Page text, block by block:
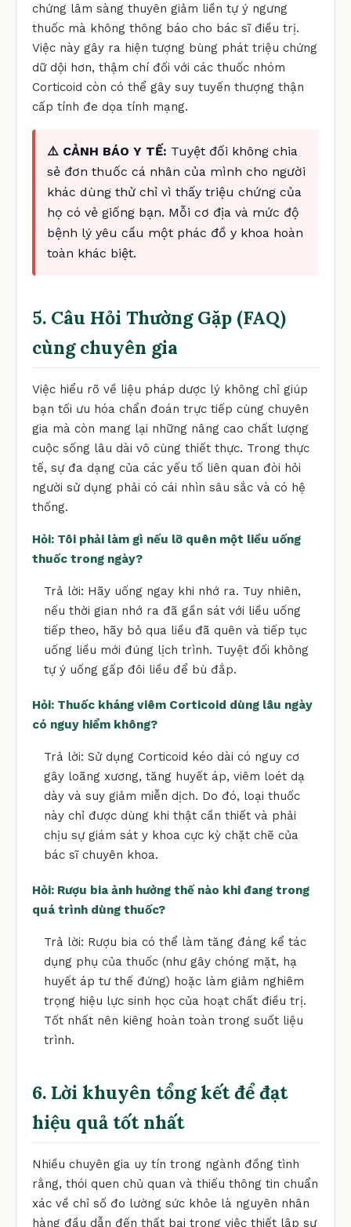
chứng lâm sàng thuyên giảm liền tự ý ngưng
thuốc mà không thông báo cho bác sĩ điều trị.
Việc này gây ra hiện tượng bùng phát triệu chứng
dữ dội hơn, thậm chí đối với các thuốc nhóm
Corticoid còn có thể gây suy tuyến thượng thận
cấp tính đe dọa tính mạng.
⚠️ CẢNH BÁO Y TẾ: Tuyệt đối không chia
sẻ đơn thuốc cá nhân của mình cho người
khác dùng thử chỉ vì thấy triệu chứng của
họ có vẻ giống bạn. Mỗi cơ địa và mức độ
bệnh lý yêu cầu một phác đồ y khoa hoàn
toàn khác biệt.
5. Câu Hỏi Thường Gặp (FAQ)
cùng chuyên gia
Việc hiểu rõ về liệu pháp dược lý không chỉ giúp
bạn tối ưu hóa chẩn đoán trực tiếp cùng chuyên
gia mà còn mang lại những nâng cao chất lượng
cuộc sống lâu dài vô cùng thiết thực. Trong thực
tế, sự đa dạng của các yếu tố liên quan đòi hỏi
người sử dụng phải có cái nhìn sâu sắc và có hệ
thống.
Hỏi: Tôi phải làm gì nếu lỡ quên một liều uống
thuốc trong ngày?
Trả lời: Hãy uống ngay khi nhớ ra. Tuy nhiên,
nếu thời gian nhớ ra đã gần sát với liều uống
tiếp theo, hãy bỏ qua liều đã quên và tiếp tục
uống liều mới đúng lịch trình. Tuyệt đối không
tự ý uống gấp đôi liều để bù đắp.
Hỏi: Thuốc kháng viêm Corticoid dùng lâu ngày
có nguy hiểm không?
Trả lời: Sử dụng Corticoid kéo dài có nguy cơ
gây loãng xương, tăng huyết áp, viêm loét dạ
dày và suy giảm miễn dịch. Do đó, loại thuốc
này chỉ được dùng khi thật cần thiết và phải
chịu sự giám sát y khoa cực kỳ chặt chẽ của
bác sĩ chuyên khoa.
Hỏi: Rượu bia ảnh hưởng thế nào khi đang trong
quá trình dùng thuốc?
Trả lời: Rượu bia có thể làm tăng đáng kể tác
dụng phụ của thuốc (như gây chóng mặt, hạ
huyết áp tư thế đứng) hoặc làm giảm nghiêm
trọng hiệu lực sinh học của hoạt chất điều trị.
Tốt nhất nên kiêng hoàn toàn trong suốt liệu
trình.
6. Lời khuyên tổng kết để đạt
hiệu quả tốt nhất
Nhiều chuyên gia uy tín trong ngành đồng tình
rằng, thói quen chủ quan và thiếu thông tin chuẩn
xác về chỉ số đo lường sức khỏe là nguyên nhân
hàng đầu dẫn đến thất bại trong việc thiết lập sự